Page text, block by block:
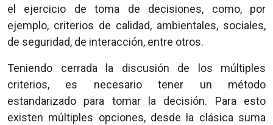
el ejercicio de toma de decisiones, como, por
ejemplo, criterios de calidad, ambientales, sociales,
de seguridad, de interacción, entre otros.
Teniendo cerrada la discusión de los múltiples
criterios, es necesario tener un método
estandarizado para tomar la decisión. Para esto
existen múltiples opciones, desde la clásica suma